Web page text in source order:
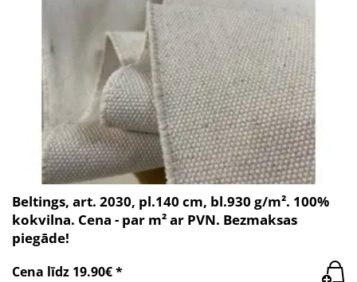
Beltings, art. 2030, pl.140 cm, bl.930 g/m². 100%
kokvilna. Cena - par m² ar PVN. Bezmaksas
piegāde!
Cena līdz 19.90€ *